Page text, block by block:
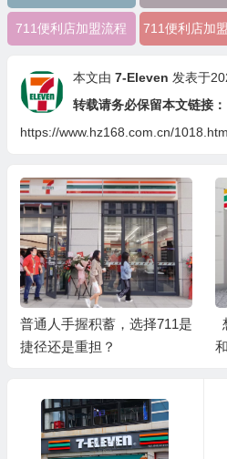
711便利店加盟流程
本文由 7-Eleven 发表于
转载请务必保留本文链接：
https://www.hz168.com.cn/
普通人手握积蓄，选择711是
捷径还是重担？